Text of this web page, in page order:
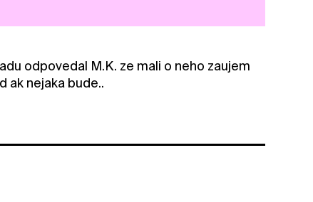
odpovedal M.K. ze mali o neho zaujem
ak nejaka bude..